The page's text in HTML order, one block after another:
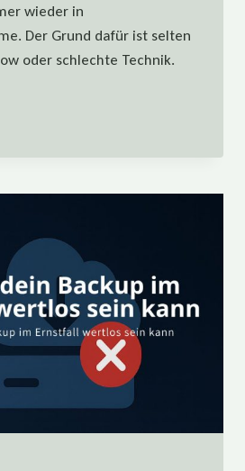
wieder in
Der Grund dafür ist selten
oder schlechte Technik.